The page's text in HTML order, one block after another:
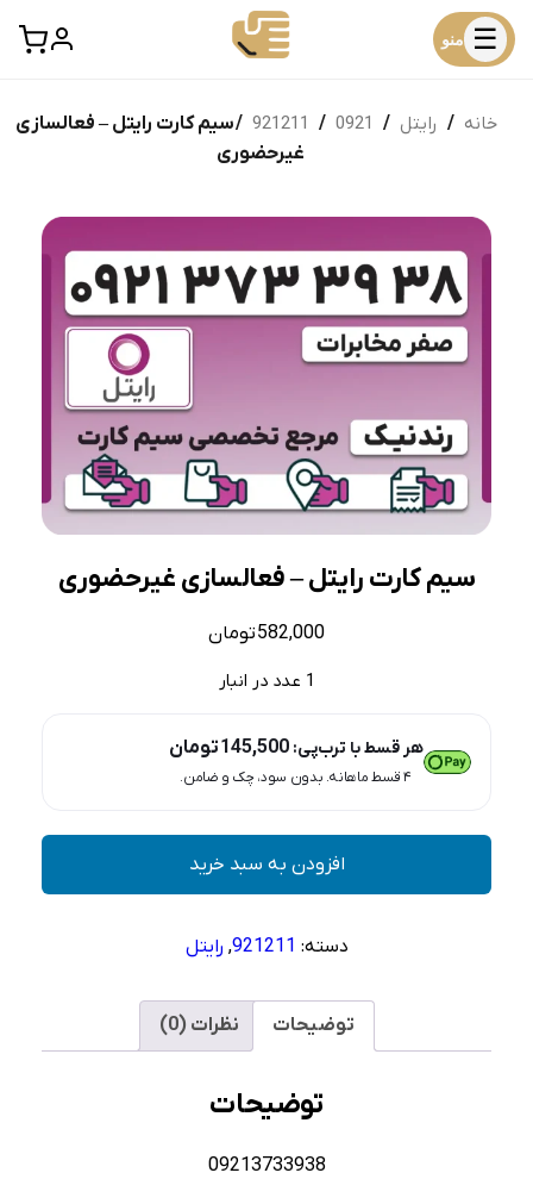
☰ منو
خانه / رایتل /
0921
/
921211 / سیم کارت رایتل – فعالسازی
غیرحضوری
سیم کارت رایتل – فعالسازی غیرحضوری
582,000تومان
1 عدد در انبار
هر قسط با ترب‌پی: 145,500تومان
۴ قسط ماهانه. بدون سود، چک و ضامن.
سیم
رایتل
افزودن به سبد خرید
دسته: 921211
, رایتل
توضیحات نظرات (0)
توضیحات
09213733938